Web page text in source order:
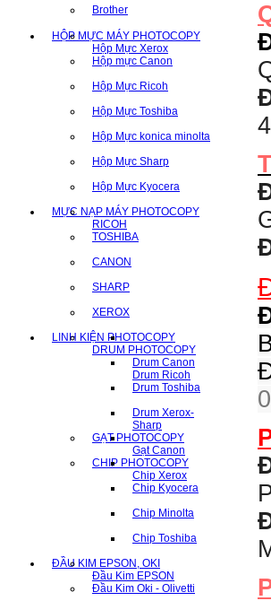
Brother
HỘP MỰC MÁY PHOTOCOPY
Hộp Mực Xerox
Hộp mực Canon
Hộp Mực Ricoh
Hộp Mực Toshiba
Hộp Mực konica minolta
Hộp Mực Sharp
Hộp Mực Kyocera
MỰC NẠP MÁY PHOTOCOPY
RICOH
TOSHIBA
CANON
SHARP
XEROX
LINH KIỆN PHOTOCOPY
DRUM PHOTOCOPY
Drum Canon
Drum Ricoh
Drum Toshiba
Drum Xerox-
Sharp
GẠT PHOTOCOPY
Gạt Canon
CHIP PHOTOCOPY
Chip Xerox
Chip Kyocera
Chip Minolta
Chip Toshiba
ĐẦU KIM EPSON, OKI
Đầu Kim EPSON
Đầu Kim Oki - Olivetti